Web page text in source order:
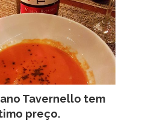
Tavernello tem
preço.